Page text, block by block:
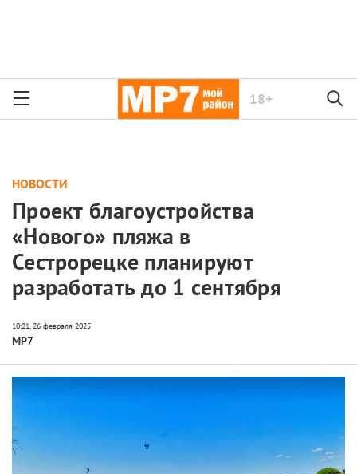
18+
НОВОСТИ
Проект благоустройства
«Нового» пляжа в
Сестрорецке планируют
разработать до 1 сентября
МР7